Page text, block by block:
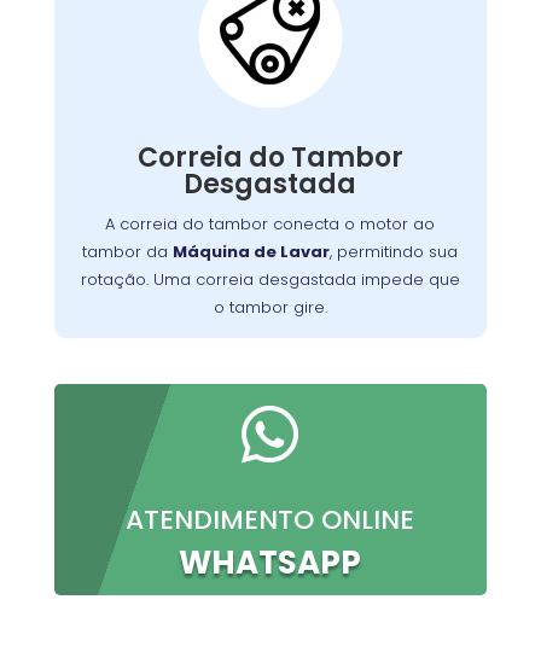
Correia do Tambor
Desgastada
A correia do tambor conecta o motor ao
tambor da Máquina de Lavar, permitindo sua
rotação. Uma correia desgastada impede que
o tambor gire.
Desgastada:
correia do tambor
é um componente
essencial nas máquinas de lavar, responsável
tambor. Quando a correia está
desgastada
ou danificada, o tambor pode não girar
corretamente, resultando em roupas mal
lavadas e aumento do ruído durante o
funcionamento.

ATENDIMENTO ONLINE
WHATSAPP